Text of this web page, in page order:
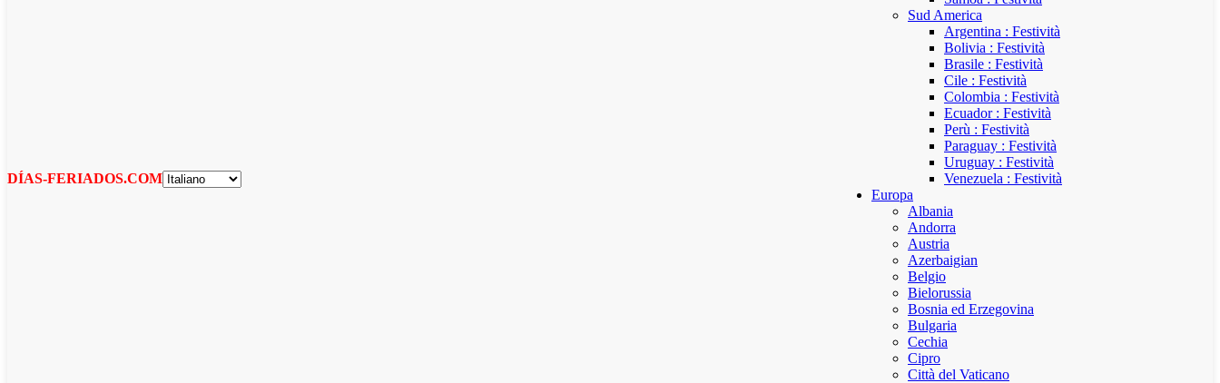
DÍAS-FERIADOS.COM
Sud America
Argentina : Festività
Bolivia : Festività
Brasile : Festività
Cile : Festività
Colombia : Festività
Ecuador : Festività
Perù : Festività
Paraguay : Festività
Uruguay : Festività
Venezuela : Festività
Europa
Albania
Andorra
Austria
Azerbaigian
Belgio
Bielorussia
Bosnia ed Erzegovina
Bulgaria
Cechia
Cipro
Città del Vaticano